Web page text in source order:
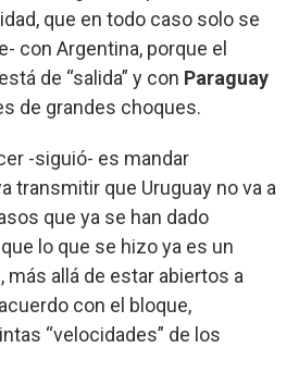
que en todo caso solo se
con Argentina, porque el
de “salida” y con Paraguay
de grandes choques.
-siguió- es mandar
transmitir que Uruguay no va a
que ya se han dado
lo que se hizo ya es un
más allá de estar abiertos a
con el bloque,
“velocidades” de los